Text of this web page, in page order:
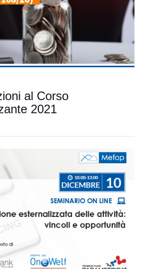
al Corso
2021